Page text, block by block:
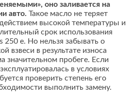
оно заливается на
авто. Такое масло не теряет
высокой температуры и
срок использования
250 e. Но нельзя забывать о
взвеси в результате износа
значительном пробеге. Если
в условиях
проверить степень его
выполнить замену.